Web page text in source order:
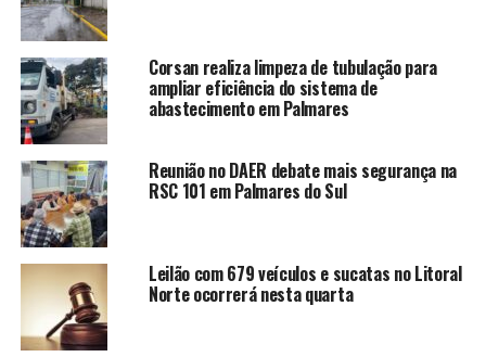
Corsan realiza limpeza de tubulação para
ampliar eficiência do sistema de
abastecimento em Palmares
Reunião no DAER debate mais segurança na
RSC 101 em Palmares do Sul
Leilão com 679 veículos e sucatas no Litoral
Norte ocorrerá nesta quarta